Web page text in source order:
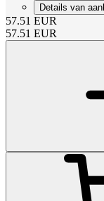
Details van
57.51 EUR
57.51 EUR